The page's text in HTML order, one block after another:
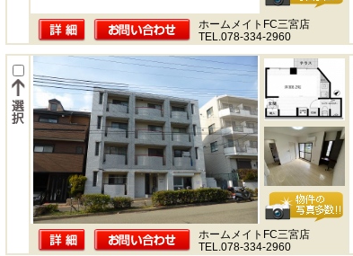
ホームメイトFC三宮店
TEL.078-334-2960
ホームメイトFC三宮店
TEL.078-334-2960